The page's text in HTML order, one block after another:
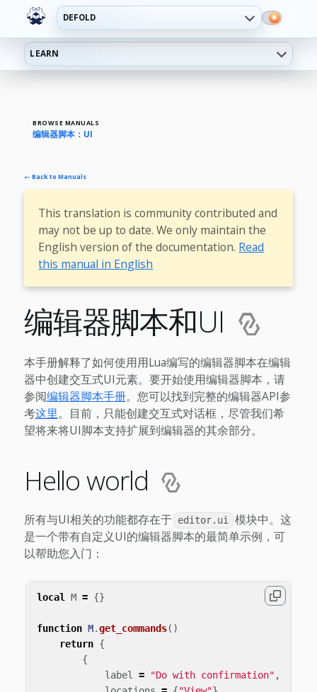
DEFOLD
LEARN
BROWSE MANUALS
编辑器脚本：UI
← Back to Manuals
This translation is community contributed and
may not be up to date. We only maintain the
English version of the documentation. Read
this manual in English
编辑器脚本和UI
本手册解释了如何使用用Lua编写的编辑器脚本在编辑
器中创建交互式UI元素。要开始使用编辑器脚本，请
参阅编辑器脚本手册。您可以找到完整的编辑器API参
考这里。目前，只能创建交互式对话框，尽管我们希
望将来将UI脚本支持扩展到编辑器的其余部分。
Hello world
所有与UI相关的功能都存在于 editor.ui 模块中。这
是一个带有自定义UI的编辑器脚本的最简单示例，可
以帮助您入门：
local M = {}
function M.get_commands()
return {
{
label
= "Do with confirmation" ,